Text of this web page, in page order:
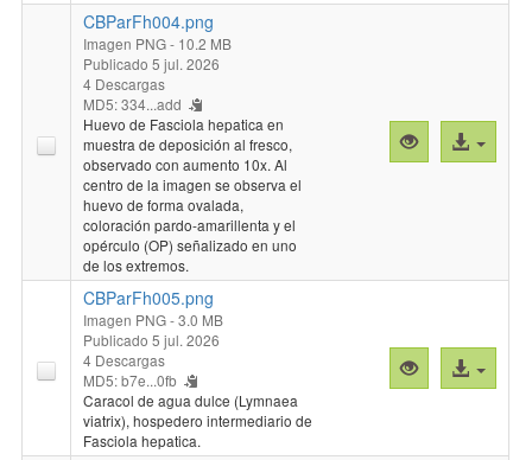
CBParFh004.png
Imagen PNG- 10.2 MB
Publicado 5 jul. 2026
4 Descargas
MD5: 334...add
Huevo de Fasciola hepatica en
muestra de deposición al fresco,
observado con aumento 10x. Al
centro de la imagen se observa el
huevo de forma ovalada,
coloración pardo-amarillenta y el
opérculo (OP) señalizado en uno
de los extremos.
Vista
previa
Acceso
al
CBParFh005.png
Imagen PNG- 3.0 MB
Publicado 5 jul. 2026
4 Descargas
MD5: b7e...0fb
Caracol de agua dulce (Lymnaea
viatrix), hospedero intermediario de
Fasciola hepatica.
Vista
previa
Acceso
al